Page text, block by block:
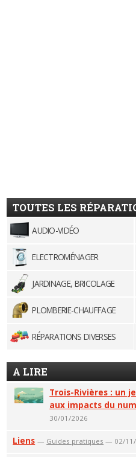
TOUTES LES
AUDIO-VIDÉO
ELECTROMÉNAGER
JARDINAGE, BRICOLAGE
PLOMBERIE-CHAUFFAGE
RÉPARATIONS DIVERSES
A LIRE
Trois-Rivières : un
aux impacts du
30/01/2026
Liens — Guides pratiques — 02/